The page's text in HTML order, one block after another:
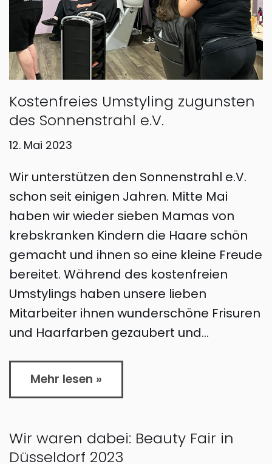
Kostenfreies Umstyling zugunsten
des Sonnenstrahl e.V.
12. Mai 2023
Wir unterstützen den Sonnenstrahl e.V.
schon seit einigen Jahren. Mitte Mai
haben wir wieder sieben Mamas von
krebskranken Kindern die Haare schön
gemacht und ihnen so eine kleine Freude
bereitet. Während des kostenfreien
Umstylings haben unsere lieben
Mitarbeiter ihnen wunderschöne Frisuren
und Haarfarben gezaubert und…
Mehr lesen »
Wir waren dabei: Beauty Fair in
Düsseldorf 2023